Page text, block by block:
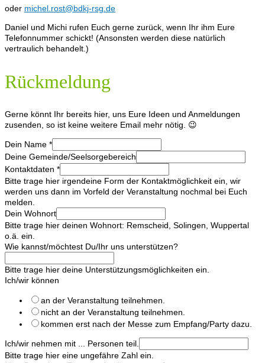
oder michel.rost@bdkj-rsg.de
Daniel und Michi rufen Euch gerne zurück, wenn Ihr ihm Eure
Telefonnummer schickt! (Ansonsten werden diese natürlich
vertraulich behandelt.)
Rückmeldung
Gerne könnt Ihr bereits hier, uns Eure Ideen und Anmeldungen
zusenden, so ist keine weitere Email mehr nötig. 😉
Dein Name *
Deine Gemeinde/Seelsorgebereich
Kontaktdaten *
Bitte trage hier irgendeine Form der Kontaktmöglichkeit ein, wir
werden uns dann im Vorfeld der Veranstaltung nochmal bei Euch
melden.
Dein Wohnort
Bitte trage hier deinen Wohnort: Remscheid, Solingen, Wuppertal
o.ä. ein.
Wie kannst/möchtest Du/Ihr uns unterstützen?
Bitte trage hier deine Unterstützungsmöglichkeiten ein.
Ich/wir können
an der Veranstaltung teilnehmen.
nicht an der Veranstaltung teilnehmen.
kommen erst nach der Messe zum Empfang/Party dazu.
Ich/wir nehmen mit ... Personen teil.
Bitte trage hier eine ungefähre Zahl ein.